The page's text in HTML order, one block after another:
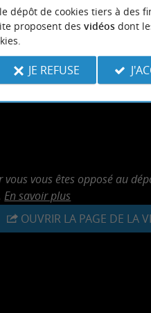
vous êtes opposé au
En savoir plus
OUVRIR LA PAGE DE LA
dépôt de cookies tiers à des
proposent des vidéosdont
JE REFUSE